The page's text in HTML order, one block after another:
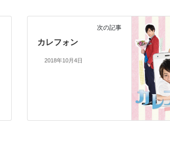
次の記事
カレフォン
2018年10月4日